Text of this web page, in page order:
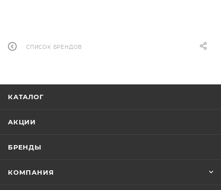
СПИСОК БРЕНДОВ
КАТАЛОГ
АКЦИИ
БРЕНДЫ
КОМПАНИЯ